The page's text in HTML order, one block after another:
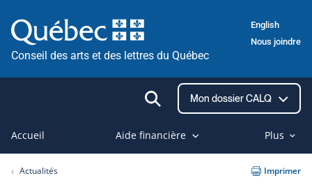
au
contenu
Conseil des arts et des lettres du Québec
English
Nous joindre
Ouvrir
la
recherche
Mon dossier CALQ
Accueil Aide financière Plus
Actualités Imprimer